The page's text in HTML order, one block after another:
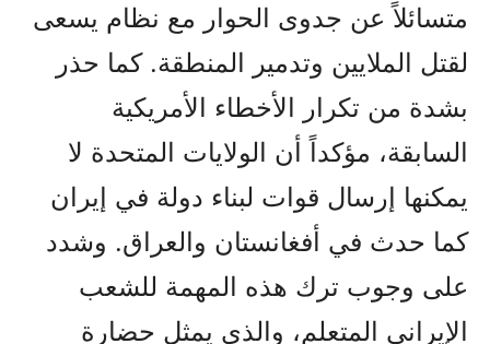
متسائلاً عن جدوى الحوار مع نظام يسعى
لقتل الملايين وتدمير المنطقة. كما حذر
بشدة من تكرار الأخطاء الأمريكية
السابقة، مؤكداً أن الولايات المتحدة لا
يمكنها إرسال قوات لبناء دولة في إيران
كما حدث في أفغانستان والعراق. وشدد
على وجوب ترك هذه المهمة للشعب
الإيراني المتعلم، والذي يمثل حضارة